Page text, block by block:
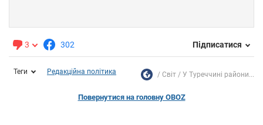
3 302 Підписатися
Теги Редакційна політика Світ У Туреччині райони...
Повернутися на головну OBOZ